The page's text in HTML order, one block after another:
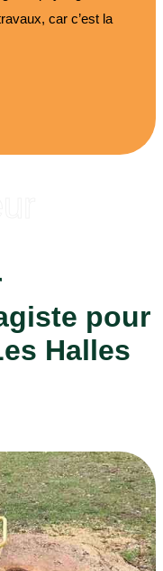
car c’est la
pour
Halles